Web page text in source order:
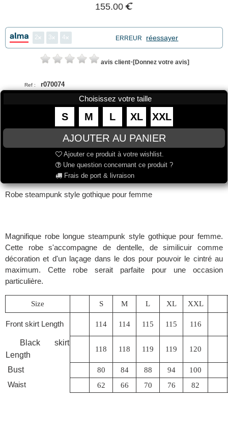
155.00 €
2 3 4 ERREUR réessayer
avis client-[Donnez votre avis]
Ref : r070074
Choisissez votre taille
S M L XL XXL
Ajouter ce produit à votre wishlist.
Une question concernant ce produit ?
Frais de port & livraison
Robe steampunk style gothique pour femme
Magnifique robe longue steampunk style gothique pour femme.
Cette robe s'accompagne de dentelle, de similicuir comme
décoration et d'un laçage dans le dos pour pouvoir le cintré au
maximum. Cette robe serait parfaite pour une occasion
particulière.
Size S M L XL XXL
Front skirt Length 114 114 115 115 116
Black skirt
Length
118 118 119 119 120
Bust 80 84 88 94
100
Waist
62 66 70 76 82